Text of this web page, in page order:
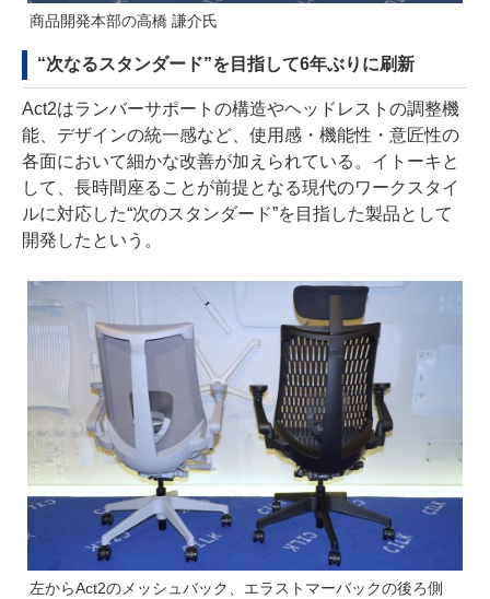
商品開発本部の高橋 謙介氏
“次なるスタンダード”を目指して6年ぶりに刷新
Act2はランバーサポートの構造やヘッドレストの調整機
能、デザインの統一感など、使用感・機能性・意匠性の
各面において細かな改善が加えられている。イトーキと
して、長時間座ることが前提となる現代のワークスタイ
ルに対応した“次のスタンダード”を目指した製品として
開発したという。
左からAct2のメッシュバック、エラストマーバックの後ろ側